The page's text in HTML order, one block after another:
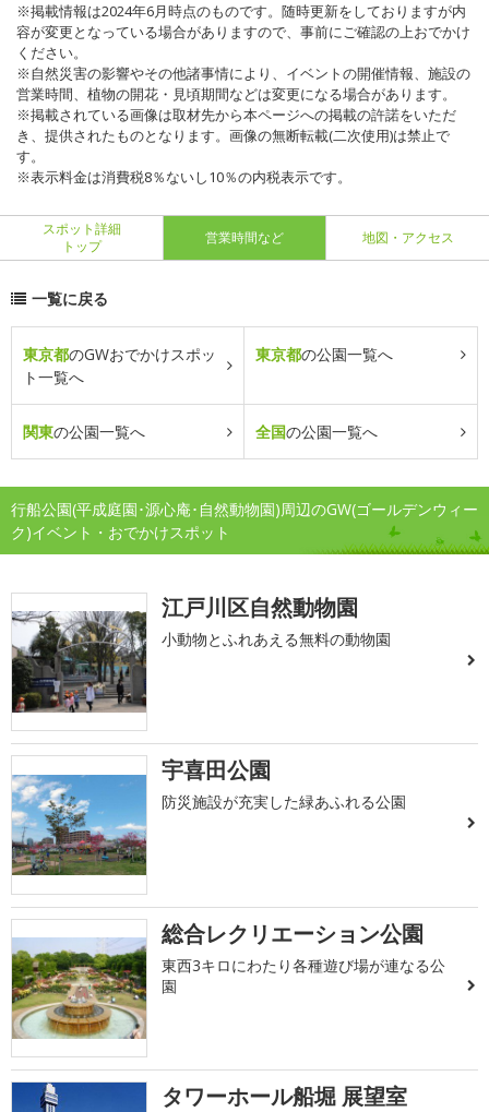
※掲載情報は2024年6月時点のものです。随時更新をしておりますが内
容が変更となっている場合がありますので、事前にご確認の上おでかけ
ください。
※自然災害の影響やその他諸事情により、イベントの開催情報、施設の
営業時間、植物の開花・見頃期間などは変更になる場合があります。
※掲載されている画像は取材先から本ページへの掲載の許諾をいただ
き、提供されたものとなります。画像の無断転載(二次使用)は禁止で
す。
※表示料金は消費税8％ないし10％の内税表示です。
スポット詳細
トップ
営業時間など 地図・アクセス
一覧に戻る
東京都のGWおでかけスポッ
ト一覧へ
東京都の公園一覧へ
関東の公園一覧へ 全国の公園一覧へ
行船公園(平成庭園･源心庵･自然動物園)周辺のGW(ゴールデンウィー
ク)イベント・おでかけスポット
江戸川区自然動物園
小動物とふれあえる無料の動物園
宇喜田公園
防災施設が充実した緑あふれる公園
総合レクリエーション公園
東西3キロにわたり各種遊び場が連なる公
園
タワーホール船堀 展望室